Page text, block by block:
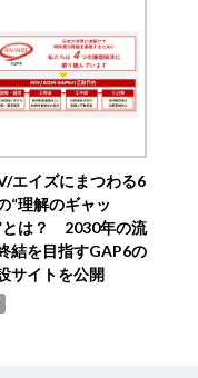
エイズにまつわる6
“理解のギャッ
とは？ 2030年の流
結を目指すGAP6の
サイトを公開